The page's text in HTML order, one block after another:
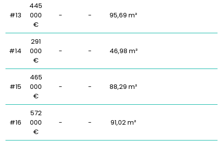
#13
445
000
€
- - 95,69 m²
#14
291
000
€
- - 46,98 m²
#15
465
000
€
- - 88,29 m²
#16
572
000
€
- - 91,02 m²